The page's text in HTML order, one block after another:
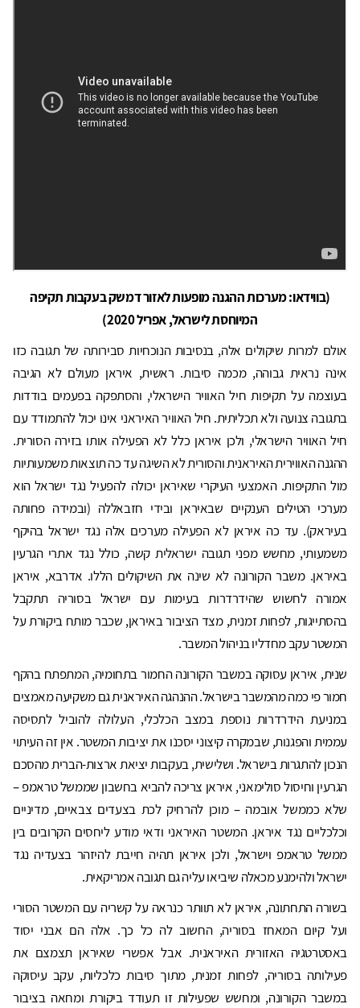
(בווידאו: מערכות ההגנה מופעות לאזור דמשק בעקבות תקיפה
המיוחסת לישראל, אפריל 2020)
אולם למרות שיקולים אלה, בנסיבות הנוכחיות סבירותה של תגובה כזו
אינה נראית גבוהה, מכמה סיבות. ראשית, איראן מעולם לא הגיבה
בעוצמה על תקיפות חיל האוויר הישראלי, והסתפקה בפעמים בודדות
בתגובה צנועה ולא תכליתית. חיל האוויר האיראני אינו יכול להתמודד עם
חיל האוויר הישראלי, ולכן איראן כלל לא הפעילה אותו בזירה הסורית.
ההגנה האווירית האיראנית והסורית לא השיגה עד כה תוצאות משמעותיות
מול התקיפות. האמצעי העיקרי שאיראן יכולה להפעיל נגד ישראל הוא
מערכי הטילים הענקיים שבאיראן ובידי חזבאללה (ובמידה פחותה
בעיראק). עד כה איראן לא הפעילה מערכים אלה נגד ישראל בהיקף
משמעותי, מחשש מפני תגובה ישראלית קשה, כולל נגד אתרי הגרעין
באיראן. משבר הקורונה לא שינה את השיקולים הללו. אדרבא, איראן
אמורה לחשוש שהידרדרות בעימות עם ישראל בסוריה תתקבל
בהסתייגות, לפחות זמנית, מצד הציבור באיראן, שכבר מותח ביקורת על
המשטר עקב מחדליו בניהול המשבר.
שנית, איראן עסוקה במשבר הקורונה החמור בתחומיה, המתפתח בהקף
חמור פי כמה מהמשבר בישראל. ההנהגה האיראנית גם משקיעה מאמצים
במניעת הידרדרות נוספת במצב הכלכלי, העלולה להוביל לתסיסה
עממית והפגנות, שבמקרה קיצוני יסכנו את יציבות המשטר. אין זה העיתוי
הנכון להתגרות בישראל. ושלישית, בעקבות יציאת ארצות-הברית מהסכם
הגרעין וחיסול סולימאני, איראן צריכה להביא בחשבון שממשל טראמפ –
שלא כממשל אובמה – מוכן להרחיק לכת בצעדים צבאיים, מדיניים
וכלכליים נגד איראן. המשטר האיראני ודאי מודע ליחסים הקרובים בין
ממשל טראמפ וישראל, ולכן איראן תהיה חייבת להיזהר בצעדיה נגד
ישראל ולהימנע מכאלה שיביאו עליה גם תגובה אמריקאית.
בשורה התחתונה, איראן לא תוותר כנראה על קשריה עם המשטר הסורי
ועל קיום המאחז בסוריה, החשוב לה כל כך. אלה הם אבני יסוד
באסטרטגיה האזורית האיראנית. אבל אפשרי שאיראן תצמצם את
פעילותה בסוריה, לפחות זמנית, מתוך סיבות כלכליות, עקב עיסוקה
במשבר הקורונה, ומחשש שפעילות זו תעודד ביקורת ומחאה בציבור